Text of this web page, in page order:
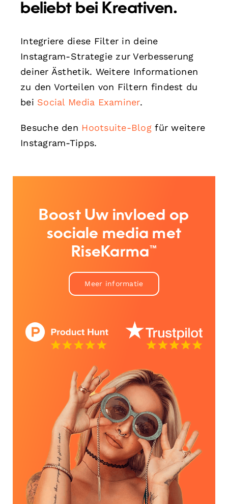
beliebt bei Kreativen.
Integriere diese Filter in deine
Instagram-Strategie zur Verbesserung
deiner Ästhetik. Weitere Informationen
zu den Vorteilen von Filtern findest du
bei Social Media Examiner.
Besuche den Hootsuite-Blog für weitere
Instagram-Tipps.
Boost Uw invloed op
sociale media met
RiseKarma™
Meer informatie